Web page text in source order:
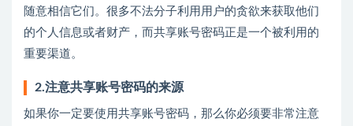
随意相信它们。很多不法分子利用用户的贪欲来获取他们
的个人信息或者财产，而共享账号密码正是一个被利用的
重要渠道。
2.注意共享账号密码的来源
如果你一定要使用共享账号密码，那么你必须要非常注意